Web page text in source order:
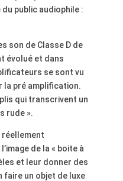
public audiophile :
son de Classe D de
évolué et dans
se sont vu
la pré amplification.
qui transcrivent un
rude ».
réellement
de la « boite à
et leur donner des
faire un objet de luxe